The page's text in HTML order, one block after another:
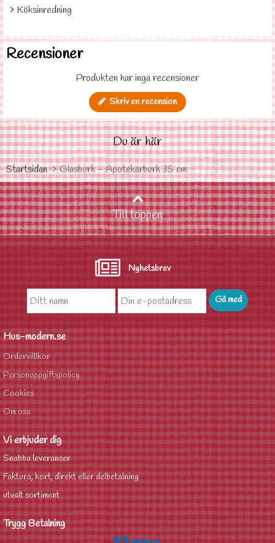
Köksinredning
Recensioner
Produkten har inga recensioner
Skriv en recension
Du är här
Startsidan Glasburk - Apotekarburk 35 cm
Till toppen
Nyhetsbrev
Hus-modern.se
Ordervilllkor
Personuppgiftspolicy
Cookies
Om oss
Vi erbjuder dig
Snabba leveranser
Faktura, kort, direkt eller delbetalning
utvalt sortiment
Trygg Betalning